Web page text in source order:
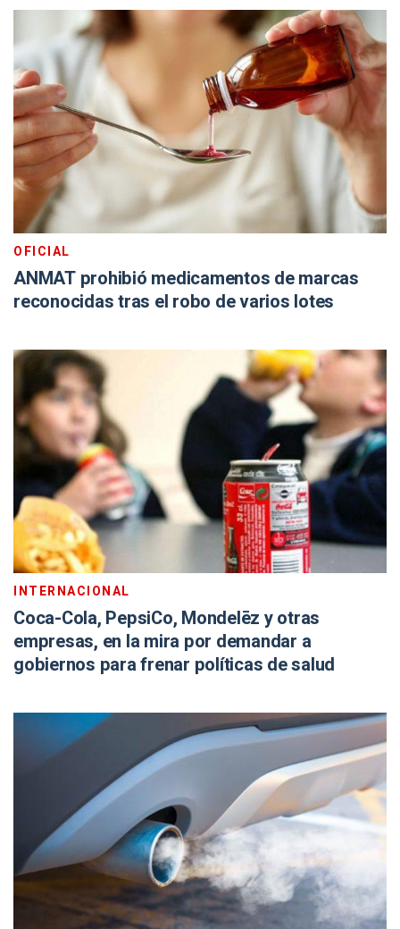
OFICIAL
ANMAT prohibió medicamentos de marcas
reconocidas tras el robo de varios lotes
INTERNACIONAL
Coca-Cola, PepsiCo, Mondelēz y otras
empresas, en la mira por demandar a
gobiernos para frenar políticas de salud